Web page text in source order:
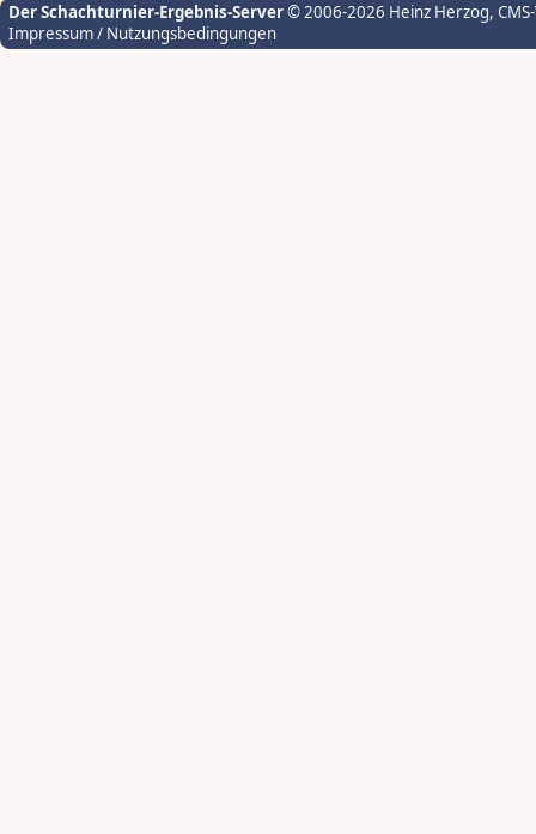
Der Schachturnier-Ergebnis-Server© 2006-2026 Heinz Herzog,
Impressum / Nutzungsbedingungen